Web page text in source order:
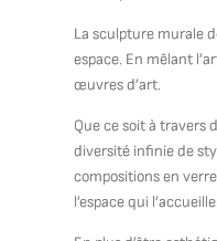
La sculpture murale
espace. En mêlant
œuvres d’art.
Que ce soit à travers
diversité infinie de
compositions en
l’espace qui l’accueille.